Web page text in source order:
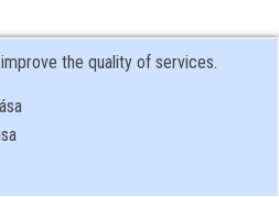
the quality of services.